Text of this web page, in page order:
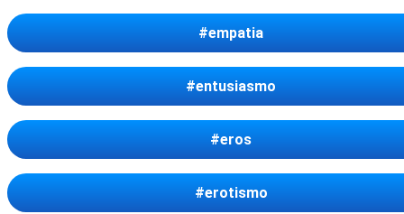
#empatia
#entusiasmo
#eros
#erotismo